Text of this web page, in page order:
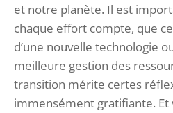
et notre planète. Il est
chaque effort compte, que
d’une nouvelle technologie
meilleure gestion des
transition mérite certes
immensément gratifiante. Et